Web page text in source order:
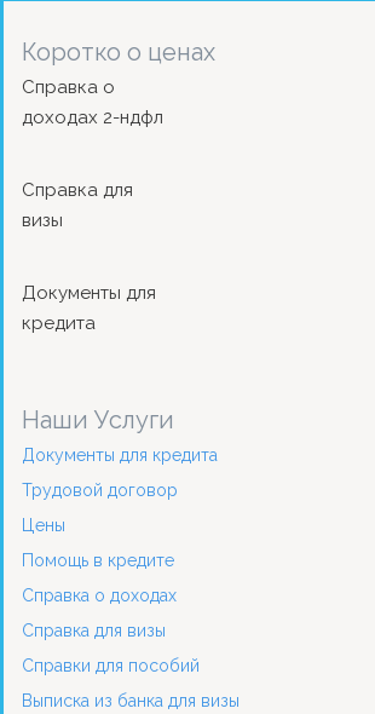
Коротко о ценах
Справка о
доходах 2-ндфл
Справка для
визы
Документы для
кредита
Наши Услуги
Документы для кредита
Трудовой договор
Цены
Помощь в кредите
Справка о доходах
Справка для визы
Справки для пособий
Выписка из банка для визы